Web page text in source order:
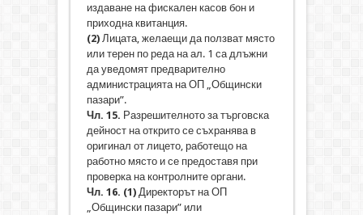
издаване на фискален касов бон и
приходна квитанция.
(2)Лицата, желаещи да ползват място
или терен по реда на ал. 1 са длъжни
да уведомят предварително
администрацията на ОП „Общински
пазари”.
Чл. 15. Разрешителното за търговска
дейност на открито се съхранява в
оригинал от лицето, работещо на
работно място и се предоставя при
проверка на контролните органи.
Чл. 16. (1) Директорът на ОП
„Общински пазари” или